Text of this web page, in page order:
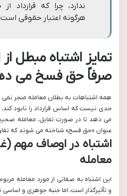
ندارد، چرا که قرارداد
هرگونه اعتبار حقوقی
تمایز اشتباه مبطل
صرفاً حق فسخ می
همه اشتباهات به بطلان معامله منجر نمی
حدی نیست که اساس قرارداد را نابود
می دهد تا در صورت تمایل، معامله
عنوان «حق فسخ» شناخته می شوند که
اشتباه در اوصاف مهم
معامله
این اشتباه به صفاتی از مورد معامله
و تأثیرگذار است، اما جنبه جوهری و